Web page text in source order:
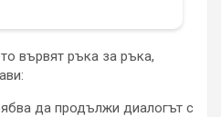
вървят ръка за ръка,
да продължи диалогът с